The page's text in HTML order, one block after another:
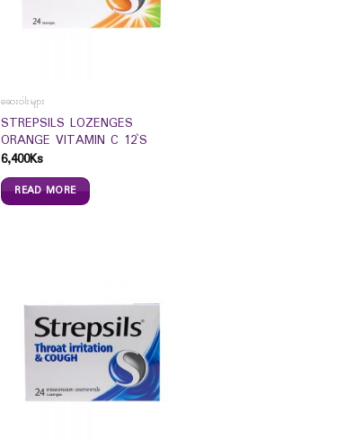
ဆေးဝါးများ
STREPSILS LOZENGES
ORANGE VITAMIN C 12`S
6,400Ks
READ MORE